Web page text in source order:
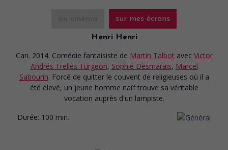
sur mes écrans
Henri Henri
Can. 2014. Comédie fantaisiste de Martin Talbot avec Victor
Andrés Trelles Turgeon, Sophie Desmarais, Marcel
Sabourin. Forcé de quitter le couvent de religieuses où il a
été élevé, un jeune homme naïf trouve sa véritable
vocation auprès d'un lampiste.
Durée: 100 min.